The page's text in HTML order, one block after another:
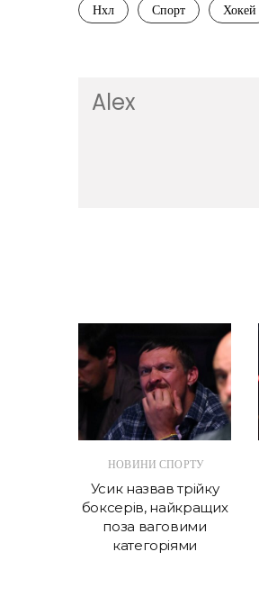
Нхл Спорт Хокей
Alex
НОВИНИ СПОРТУ
Усик назвав трійку
боксерів, найкращих
поза ваговими
категоріями